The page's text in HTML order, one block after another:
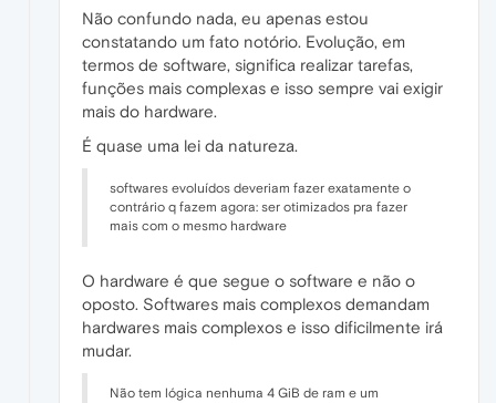
Não confundo nada, eu apenas estou
constatando um fato notório. Evolução, em
termos de software, significa realizar tarefas,
funções mais complexas e isso sempre vai exigir
mais do hardware.
É quase uma lei da natureza.
softwares evoluídos deveriam fazer exatamente o
contrário q fazem agora: ser otimizados pra fazer
mais com o mesmo hardware
O hardware é que segue o software e não o
oposto. Softwares mais complexos demandam
hardwares mais complexos e isso dificilmente irá
mudar.
Não tem lógica nenhuma 4 GiB de ram e um